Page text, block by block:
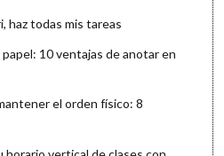
haz todas mis tareas
papel: 10 ventajas de anotar en
el orden físico: 8